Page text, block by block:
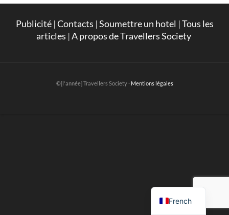
Publicité|Contacts |Soumettre un hotel |Tous les
articles |A propos de Travellers Society
©[l'année] Travellers Society · Mentions légales
French